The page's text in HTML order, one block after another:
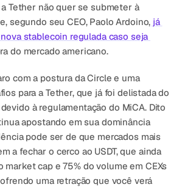
Tether não quer se submeter à
segundo seu CEO, Paolo Ardoino, já
stablecoin regulada caso seja
do mercado americano.
com a postura da Circle e uma
para a Tether, que já foi delistada do
à regulamentação do MiCA. Dito
apostando em sua dominância
pode ser de que mercados mais
a fechar o cerco ao USDT, que ainda
market cap e 75% do volume em CEXs
uma retração que você verá